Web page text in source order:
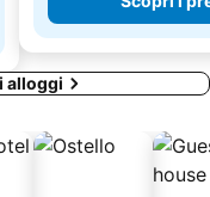
alloggi